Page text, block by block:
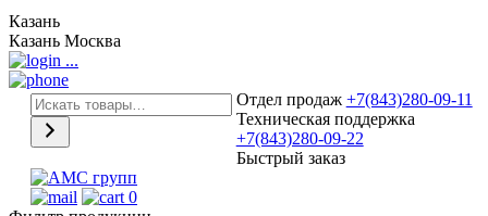
Казань
Казань Москва
...
Отдел продаж +7(843)280-09-11
Техническая поддержка
+7(843)280-09-22
Быстрый заказ
0